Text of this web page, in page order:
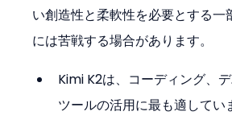
い創造性と柔軟性を必要とする一
には苦戦する場合があります。
Kimi K2は、コーディング、
ツールの活用に最も適してい